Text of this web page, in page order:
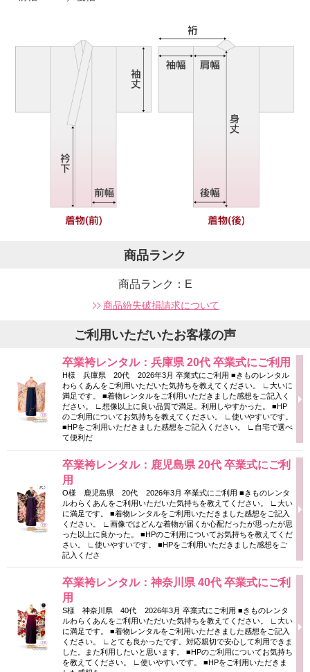
商品ランク
商品ランク：E
商品紛失破損請求について
ご利用いただいたお客様の声
卒業袴レンタル：兵庫県 20代 卒業式にご利用
H様 兵庫県 20代 2026年3月 卒業式にご利用 ■きものレンタル
わらくあんをご利用いただいた気持ちを教えてください。 ∟大いに
満足です。 ■着物レンタルをご利用いただきました感想をご記入く
ださい。 ∟想像以上に良い品質で満足。利用しやすかった。 ■HP
のご利用についてお気持ちを教えてください。 ∟使いやすいです。
■HPをご利用いただきました感想をご記入ください。 ∟自宅で選べ
て便利だ
卒業袴レンタル：鹿児島県 20代 卒業式にご利
用
O様 鹿児島県 20代 2026年3月 卒業式にご利用 ■きものレンタ
ルわらくあんをご利用いただいた気持ちを教えてください。 ∟大い
に満足です。 ■着物レンタルをご利用いただきました感想をご記入
ください。 ∟画像ではどんな着物が届くか心配だったが思ったが思
った以上に良かった。 ■HPのご利用についてお気持ちを教えてくだ
さい。 ∟使いやすいです。 ■HPをご利用いただきました感想をご
記入くださ
卒業袴レンタル：神奈川県 40代 卒業式にご利
用
S様 神奈川県 40代 2026年3月 卒業式にご利用 ■きものレンタ
ルわらくあんをご利用いただいた気持ちを教えてください。 ∟大い
に満足です。 ■着物レンタルをご利用いただきました感想をご記入
ください。 ∟とても良かったです。対応親切で安心して利用できま
した。また利用したいと思います。 ■HPのご利用についてお気持ち
を教えてください。 ∟使いやすいです。 ■HPをご利用いただきま